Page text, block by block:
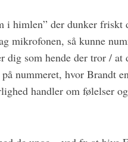
i himlen” der dunker friskt
mikrofonen, så kunne
dig som hende der tror / at
nummeret, hvor Brandt
handler om følelser